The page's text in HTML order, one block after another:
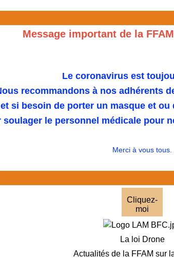
Message important de la
Le coronavirus est
recommandons à nos adhérents
et si besoin de porter un masque et
soulager le personnel médicale pour
Merci à vous tous.
Cliquez-
moi
La loi Drone
Actualités de la FFAM sur